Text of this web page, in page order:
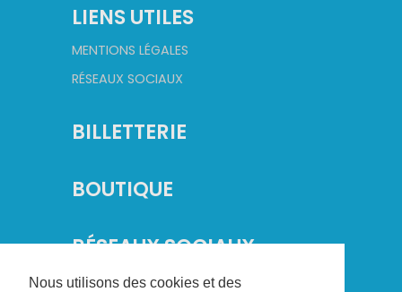
Nous utilisons des cookies et des
LIENS UTILES
MENTIONS LÉGALES
RÉSEAUX SOCIAUX
BILLETTERIE
BOUTIQUE
RÉSEAUX SOCIAUX